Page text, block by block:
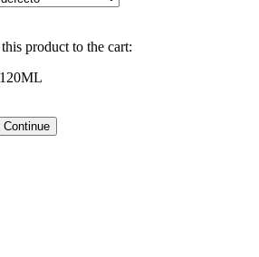
product to the cart:
Continue